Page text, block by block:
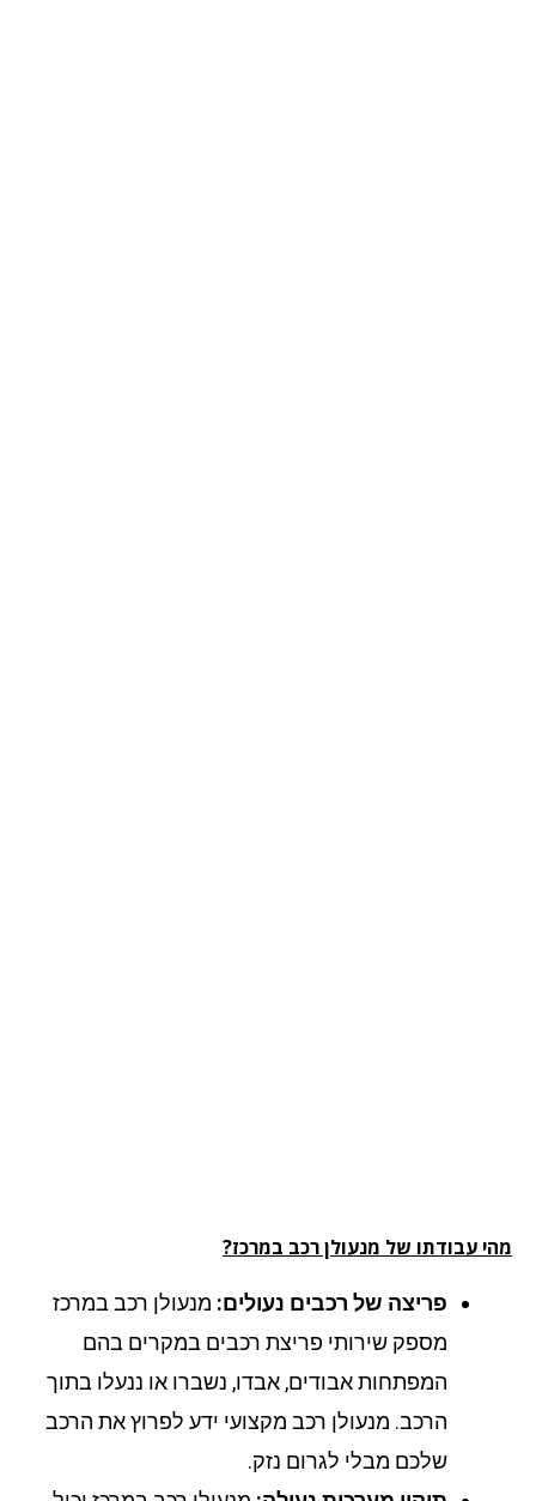
עבודתו של מנעולן רכב במרכז?
פריצה של רכבים נעולים:מנעולן רכב במרכז
מספק שירותי פריצת רכבים במקרים בהם
המפתחות אבודים, אבדו, נשברו או ננעלו בתוך
הרכב. מנעולן רכב מקצועי ידע לפרוץ את הרכב
שלכם מבלי לגרום נזק.